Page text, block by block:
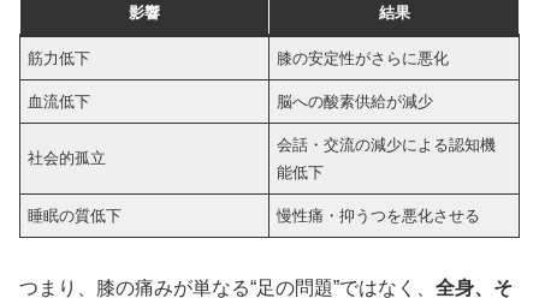
影響 結果
筋力低下 膝の安定性がさらに悪化
血流低下 脳への酸素供給が減少
社会的孤立
会話・交流の減少による認知機
能低下
睡眠の質低下 慢性痛・抑うつを悪化させる
つまり、膝の痛みが単なる“足の問題”ではなく、 全身、そ